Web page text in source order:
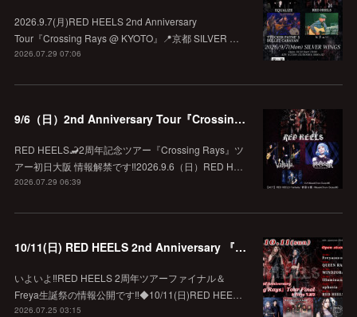
2026.9.7(月)RED HEELS 2nd Anniversary
Tour『Crossing Rays @ KYOTO』📍京都 SILVER …
2026.07.29 07:06
9/6（日）2nd Anniversary Tour『Crossing Rays』 初日大阪
RED HEELS🦂2周年記念ツアー『Crossing Rays』ツ
アー初日大阪 情報解禁です‼️2026.9.6（日）RED H…
2026.07.29 06:39
10/11(日) RED HEELS 2nd Anniversary 『Crossing Rays』Tour Final & Freya 生誕祭
いよいよ‼️RED HEELS 2周年ツアーファイナル＆
Freya生誕祭の情報公開です‼️◆10/11(日)RED HEE…
2026.07.25 03:15